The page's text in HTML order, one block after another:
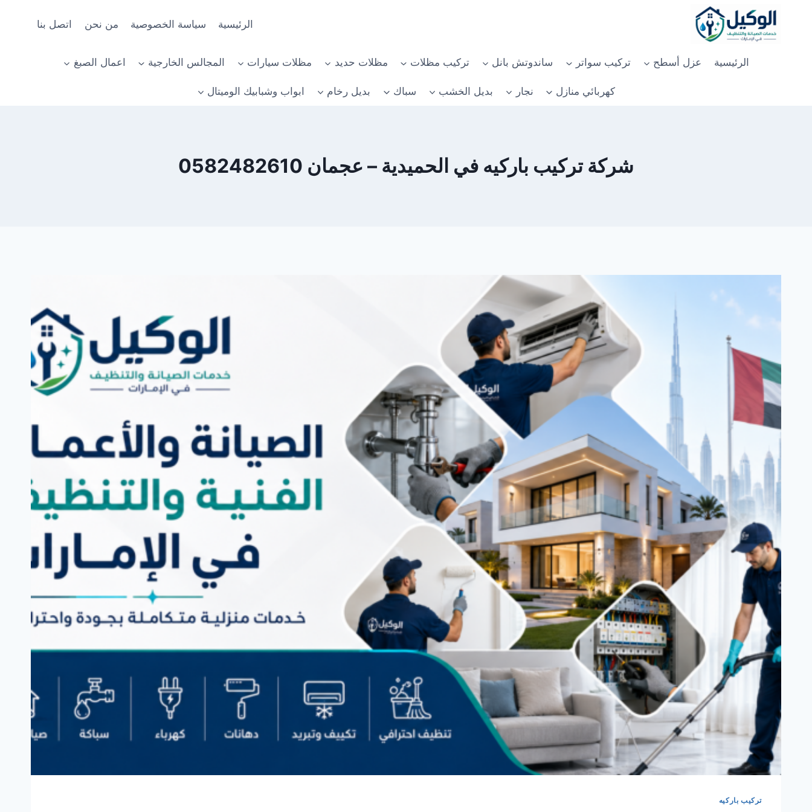
الرئيسية سياسة الخصوصية من نحن اتصل بنا
الرئيسية عزل أسطح تركيب سواتر ساندوتش بانل تركيب مظلات مظلات حديد مظلات سيارات المجالس الخارجية اعمال الصبغ
كهربائي منازل نجار بديل الخشب سباك بديل رخام ابواب وشبابيك الوميتال
شركة تركيب باركيه في الحميدية – عجمان 0582482610
تركيب باركيه